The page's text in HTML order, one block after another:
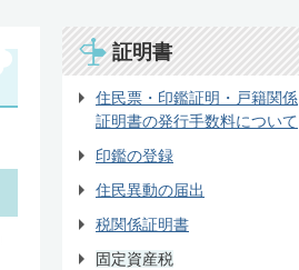
証明書
住民票・印鑑証明・戸籍関係
証明書の発行手数料について
印鑑の登録
住民異動の届出
税関係証明書
固定資産税